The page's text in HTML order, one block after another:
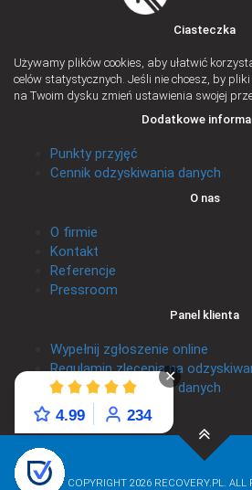
Ciasteczka
Używamy plików cookies, aby ułatwić
celów statystycznych. Jeśli nie chcesz, by
na Twoim dysku zmień ustawienia swojej
Dodatkowe
Punkty przyjęć
Cennik odzyskiwania danych
O nas
O firmie
Kontakt
Referencje
Pressroom
Panel klienta
Wypełnij zgłoszenie online
Regulamin zlecenia na
Cennik odzyskiwania danych
Regulamin Promocji
COPYRIGHT 2026 RECOVERY.PL. ALL
✕
4.99 234